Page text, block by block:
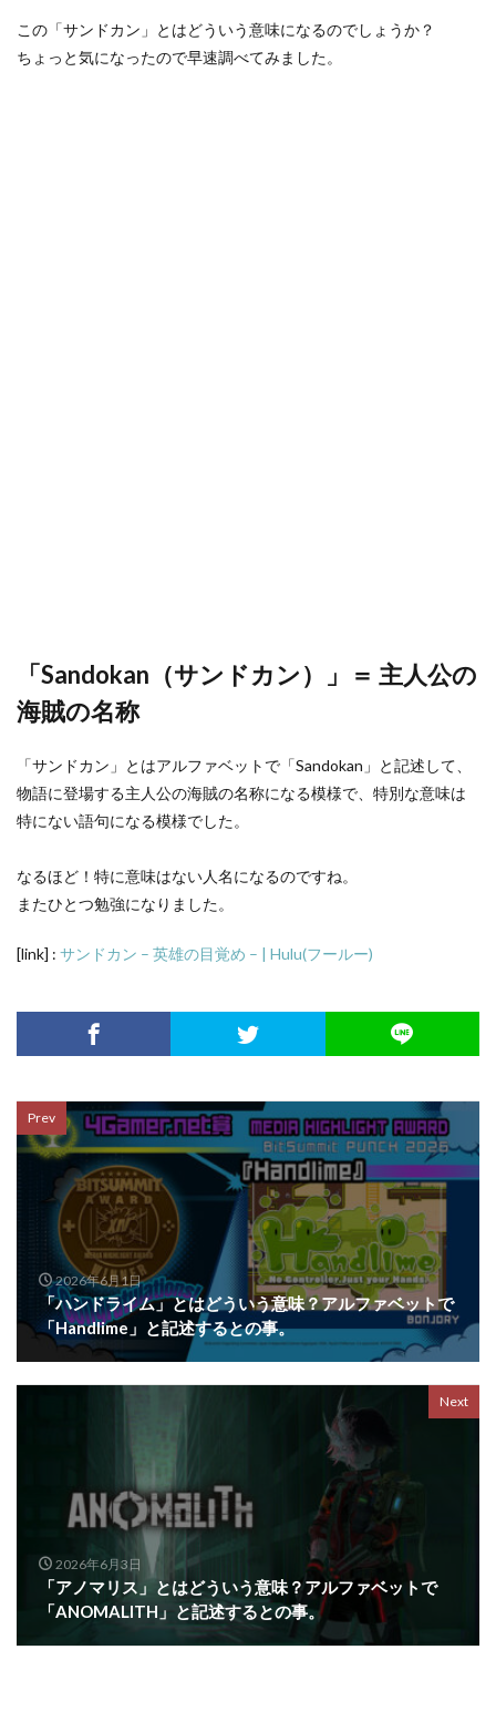
この「サンドカン」とはどういう意味になるのでしょうか？
ちょっと気になったので早速調べてみました。
「Sandokan（サンドカン）」＝ 主人公の
海賊の名称
「サンドカン」とはアルファベットで「Sandokan」と記述して、
物語に登場する主人公の海賊の名称になる模様で、特別な意味は
特にない語句になる模様でした。
なるほど！特に意味はない人名になるのですね。
またひとつ勉強になりました。
[link] : サンドカン – 英雄の目覚め – | Hulu(フールー)
Prev
2026年6月1日
「ハンドライム」とはどういう意味？アルファベットで
「Handlime」と記述するとの事。
Next
2026年6月3日
「アノマリス」とはどういう意味？アルファベットで
「ANOMALITH」と記述するとの事。